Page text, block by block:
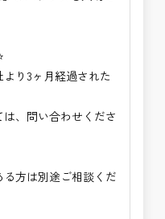
り3ヶ月経過された
、問い合わせくださ
方は別途ご相談くだ